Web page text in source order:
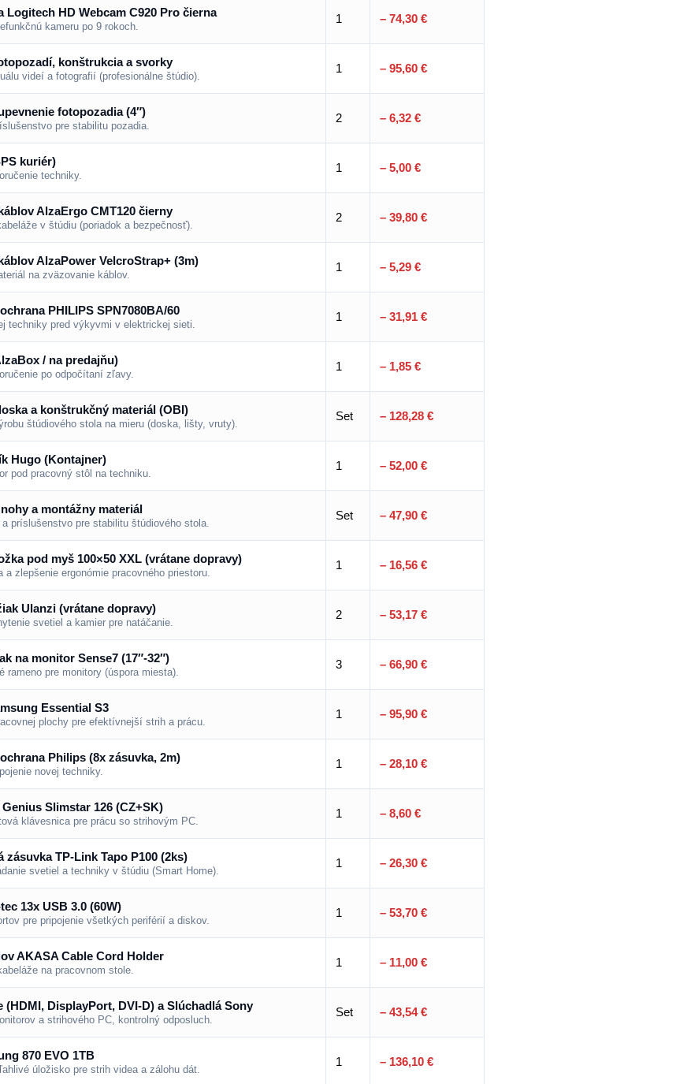
Logitech HD Webcam C920 Pro čierna
kameru po 9 rokoch.
1 – 74,30 €
konštrukcia a svorky
videí a fotografií (profesionálne štúdio).
1 – 95,60 €
fotopozadia (4″)
pre stabilitu pozadia.
2 – 6,32 €
kuriér)
techniky.
1 – 5,00 €
AlzaErgo CMT120 čierny
v štúdiu (poriadok a bezpečnosť).
2 – 39,80 €
AlzaPower VelcroStrap+ (3m)
na zväzovanie káblov.
1 – 5,29 €
PHILIPS SPN7080BA/60
techniky pred výkyvmi v elektrickej sieti.
1 – 31,91 €
/ na predajňu)
po odpočítaní zľavy.
1 – 1,85 €
a konštrukčný materiál (OBI)
štúdiového stola na mieru (doska, lišty, vruty).
Set – 128,28 €
Hugo (Kontajner)
pod pracovný stôl na techniku.
1 – 52,00 €
a montážny materiál
a príslušenstvo pre stabilitu štúdiového stola.
Set – 47,90 €
pod myš 100×50 XXL (vrátane dopravy)
a zlepšenie ergonómie pracovného priestoru.
1 – 16,56 €
Ulanzi (vrátane dopravy)
svetiel a kamier pre natáčanie.
2 – 53,17 €
na monitor Sense7 (17″-32″)
rameno pre monitory (úspora miesta).
3 – 66,90 €
Essential S3
plochy pre efektívnejší strih a prácu.
1 – 95,90 €
Philips (8x zásuvka, 2m)
novej techniky.
1 – 28,10 €
Slimstar 126 (CZ+SK)
klávesnica pre prácu so strihovým PC.
1 – 8,60 €
zásuvka TP-Link Tapo P100 (2ks)
svetiel a techniky v štúdiu (Smart Home).
1 – 26,30 €
13x USB 3.0 (60W)
pre pripojenie všetkých periférií a diskov.
1 – 53,70 €
AKASA Cable Cord Holder
na pracovnom stole.
1 – 11,00 €
(HDMI, DisplayPort, DVI-D) a Slúchadlá Sony
a strihového PC, kontrolný odposluch.
Set – 43,54 €
870 EVO 1TB
úložisko pre strih videa a zálohu dát.
1 – 136,10 €